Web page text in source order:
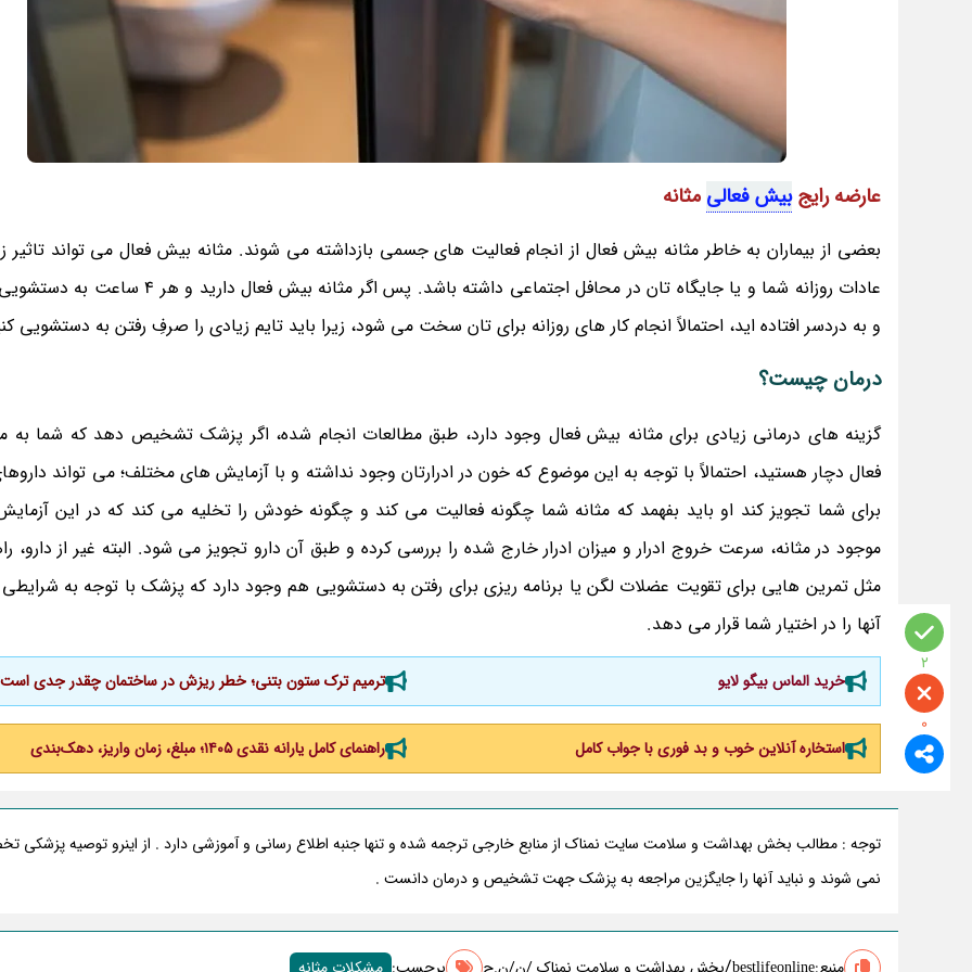
عارضه رایجبیش فعالی مثانه
بعضی از بیماران به خاطر مثانه بیش فعال از انجام فعالیت‌ های جسمی بازداشته می‌ شوند. مثانه بیش فعال می تواند تاثیر
عادات روزانه شما و یا جایگاه تان در محافل اجتماعی داشته باشد. پس اگر مثانه بیش
و به دردسر افتاده اید، احتمالاً انجام کار های روزانه برای تان سخت می شود، زیرا باید تایم زیادی را صرفِ رفتن به دستشویی
درمان چیست؟
گزینه های درمانی زیادی برای مثانه بیش فعال وجود دارد، طبق مطالعات انجام شده، اگر پزشک تشخیص دهد که شما به
فعال دچار هستید، احتمالاً با توجه به این موضوع که خون در ادرارتان وجود نداشته و با آزمایش‌ های مختلف؛ می تواند
برای شما تجویز کند‌ او باید بفهمد که مثانه شما چگونه فعالیت می کند و چگونه خودش را تخلیه می‌ کند که در این
موجود در مثانه، سرعت خروج ادرار و میزان ادرار خارج شده را بررسی کرده و طبق آن دارو تجویز می شود. البته غیر از دارو،
مثل تمرین هایی برای تقویت عضلات لگن یا برنامه ریزی برای رفتن به دستشویی هم وجود دارد که پزشک با توجه به شرایطی
آنها را در اختیار شما قرار می دهد.
خرید الماس بیگو لایو ترمیم ترک ستون بتنی؛ خطر ریزش در ساختمان چقدر جدی
استخاره آنلاین خوب و بد فوری با جواب کامل راهنمای کامل یارانه نقدی ۱۴۰۵؛ مبلغ، زمان واریز، دهک‌بندی
2
0
توجه : مطالب بخش بهداشت و سلامت سایت نمناک از منابع خارجی ترجمه شده و تنها جنبه اطلاع رسانی و آموزشی دارد . از اینرو توصیه پزشکی
نمی شوند و نباید آنها را جایگزین مراجعه به پزشک جهت تشخیص و درمان دانست .